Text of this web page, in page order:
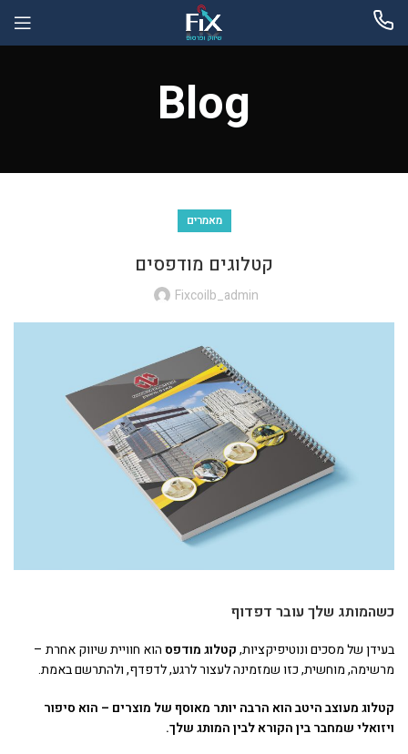
Blog
מאמרים
קטלוגים מודפסים
Fixcoilb_admin
כשהמותג שלך עובר דפדוף
בעידן של מסכים ונוטיפיקציות,קטלוג מודפסהוא חוויית שיווק אחרת –
מרשימה, מוחשית, כזו שמזמינה לעצור לרגע, לדפדף, ולהתרשם באמת.
קטלוג מעוצב היטב הוא הרבה יותר מאוסף של מוצרים – הוא סיפור
ויזואלי שמחבר בין הקורא לבין המותג שלך.